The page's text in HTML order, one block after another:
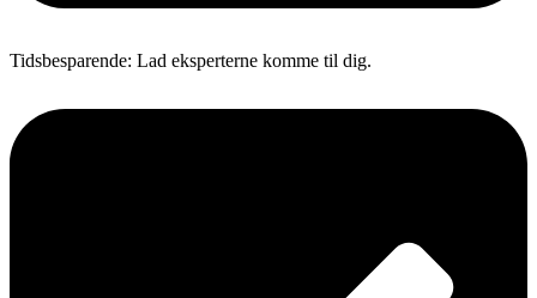
Tidsbesparende: Lad eksperterne komme til dig.